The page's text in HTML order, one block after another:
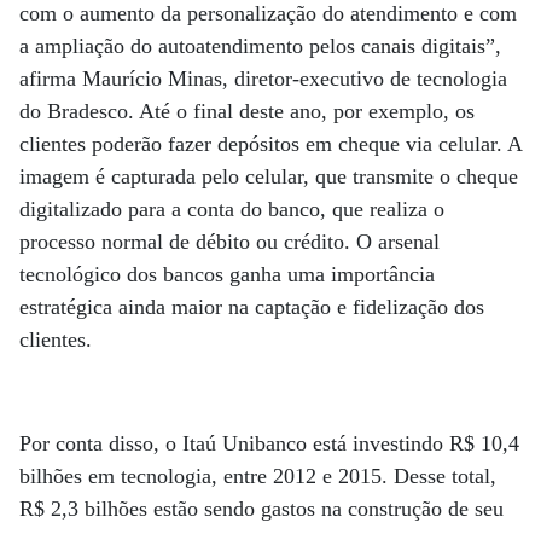
com o aumento da personalização do atendimento e com
a ampliação do autoatendimento pelos canais digitais”,
afirma Maurício Minas, diretor-executivo de tecnologia
do Bradesco. Até o final deste ano, por exemplo, os
clientes poderão fazer depósitos em cheque via celular. A
imagem é capturada pelo celular, que transmite o cheque
digitalizado para a conta do banco, que realiza o
processo normal de débito ou crédito. O arsenal
tecnológico dos bancos ganha uma importância
estratégica ainda maior na captação e fidelização dos
clientes.
Por conta disso, o Itaú Unibanco está investindo R$ 10,4
bilhões em tecnologia, entre 2012 e 2015. Desse total,
R$ 2,3 bilhões estão sendo gastos na construção de seu